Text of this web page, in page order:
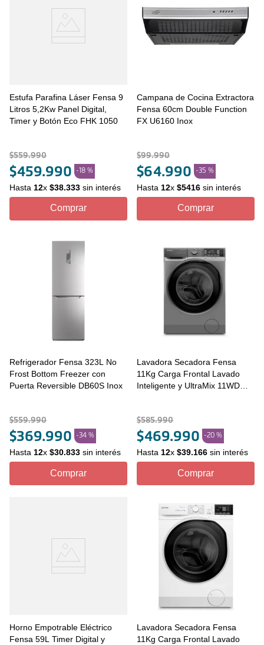
Estufa Parafina Láser Fensa 9
Litros 5,2Kw Panel Digital,
Timer y Botón Eco FHK 1050
$559.990
$459.990 -18 %
Hasta 12x $38.333 sin interés
Comprar
Campana de Cocina Extractora
Fensa 60cm Double Function
FX U6160 Inox
$99.990
$64.990 -35 %
Hasta 12x$5416 sin interés
Comprar
Refrigerador Fensa 323L No
Frost Bottom Freezer con
Puerta Reversible DB60S Inox
$559.990
$369.990 -34 %
Hasta 12x $30.833 sin interés
Comprar
Lavadora Secadora Fensa
11Kg Carga Frontal Lavado
Inteligente y UltraMix 11WD
$585.990
$469.990 -20 %
Hasta12x$39.166 sin interés
Comprar
Horno Empotrable Eléctrico
Fensa 59L Timer Digital y
Lavadora Secadora Fensa
11Kg Carga Frontal Lavado